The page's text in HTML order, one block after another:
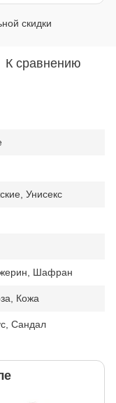
скидки
К сравнению
Унисекс
Шафран
Кожа
Сандал